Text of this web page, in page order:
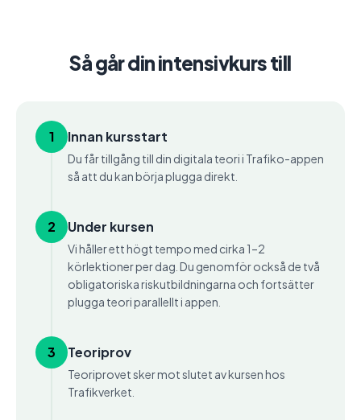
Så går din intensivkurs till
1 Innan kursstart
Du får tillgång till din digitala teori i Trafiko-appen
så att du kan börja plugga direkt.
2 Under kursen
Vi håller ett högt tempo med cirka 1–2
körlektioner per dag. Du genomför också de två
obligatoriska riskutbildningarna och fortsätter
plugga teori parallellt i appen.
3 Teoriprov
Teoriprovet sker mot slutet av kursen hos
Trafikverket.